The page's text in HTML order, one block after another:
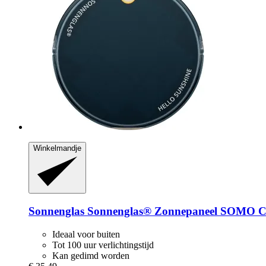
Winkelmandje
Sonnenglas Sonnenglas® Zonnepaneel SOMO
Ideaal voor buiten
Tot 100 uur verlichtingstijd
Kan gedimd worden